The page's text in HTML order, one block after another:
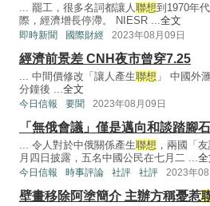
... 罷工，很多名詞都讓人 聯想到1970年
際，經濟增長停滯。 NIESR ... 全文
即時新聞 國際財經 2023年08月09日
經濟前景差 CNH夜市曾穿7.25
... 中間價修改「讓人產生聯想 」 中國外
分鐘後 ... 全文
今日信報 要聞 2023年08月09日
「無俄會議」僅是邁向和談踏腳石
... 令人對於中俄關係產生聯想 ，兩國「
月四日披露，五名中國公民在七月二 ... 全
今日信報 時事評論 社評 社評 2023年08
壁畫移除阿塗簡介 主辦方稱憂惹